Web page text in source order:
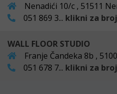
Nenadići 10/c , 51511
051 869 3... klikni za broj
WALL FLOOR STUDIO
Franje Čandeka 8b ,
051 678 7... klikni za broj